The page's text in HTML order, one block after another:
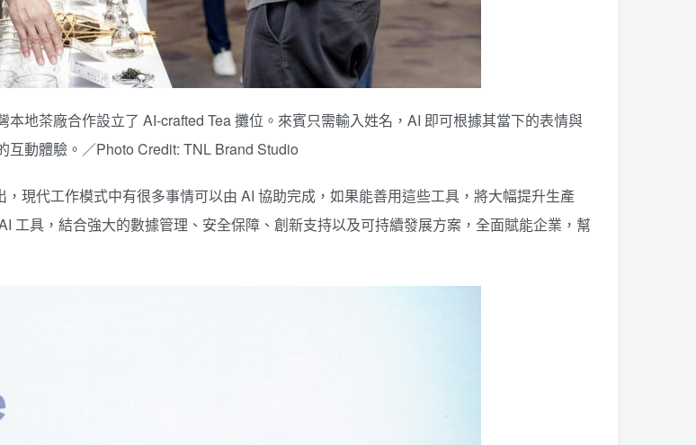
地茶廠合作設立了 AI-crafted Tea 攤位。來賓只需輸入姓名，AI 即可根據其當下的表情與
動體驗。／Photo Credit: TNL Brand Studio
現代工作模式中有很多事情可以由 AI 協助完成，如果能善用這些工具，將大幅提升生產
工具，結合強大的數據管理、安全保障、創新支持以及可持續發展方案，全面賦能企業，幫